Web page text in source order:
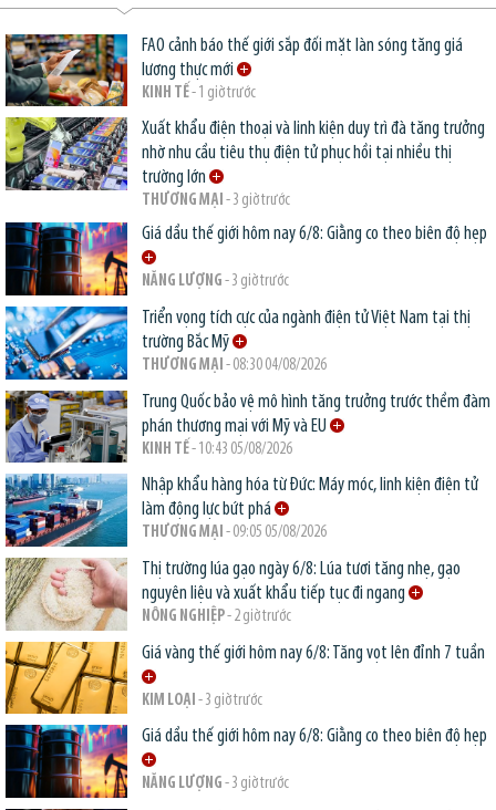
FAO cảnh báo thế giới sắp đối mặt làn sóng tăng giá
lương thực mới
KINH TẾ- 1 giờ trước
Xuất khẩu điện thoại và linh kiện duy trì đà tăng trưởng
nhờ nhu cầu tiêu thụ điện tử phục hồi tại nhiều thị
trường lớn
THƯƠNG MẠI - 3 giờ trước
Giá dầu thế giới hôm nay 6/8: Giằng co theo biên độ hẹp
NĂNG LƯỢNG - 3 giờ trước
Triển vọng tích cực của ngành điện tử Việt Nam tại thị
trường Bắc Mỹ
THƯƠNG MẠI - 08:30 04/08/2026
Trung Quốc bảo vệ mô hình tăng trưởng trước thềm đàm
phán thương mại với Mỹ và EU
KINH TẾ- 10:43 05/08/2026
Nhập khẩu hàng hóa từ Đức: Máy móc, linh kiện điện tử
làm động lực bứt phá
THƯƠNG MẠI - 09:05 05/08/2026
Thị trường lúa gạo ngày 6/8: Lúa tươi tăng nhẹ, gạo
nguyên liệu và xuất khẩu tiếp tục đi ngang
NÔNG NGHIỆP- 2 giờ trước
Giá vàng thế giới hôm nay 6/8: Tăng vọt lên đỉnh 7 tuần
KIM LOẠI - 3 giờ trước
Giá dầu thế giới hôm nay 6/8: Giằng co theo biên độ hẹp
NĂNG LƯỢNG - 3 giờ trước